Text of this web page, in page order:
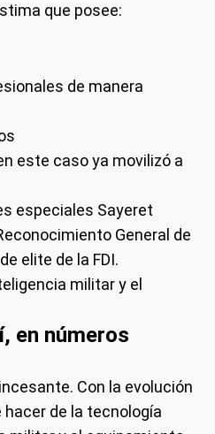
que posee:
de manera
este caso ya movilizó a
especiales Sayeret
General de
elite de la FDI.
militar y el
en números
Con la evolución
de la tecnología